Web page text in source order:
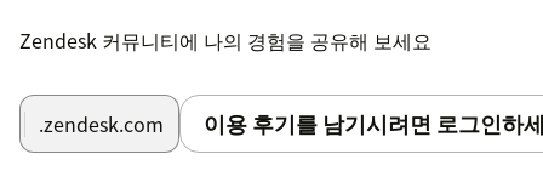
Zendesk 커뮤니티에 나의 경험을 공유해 보세요
.zendesk.com 이용 후기를 남기시려면 로그인하